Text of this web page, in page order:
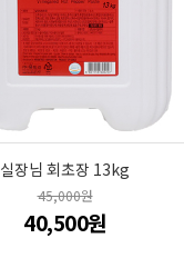
실장님 회초장 13kg
45,000원
40,500원